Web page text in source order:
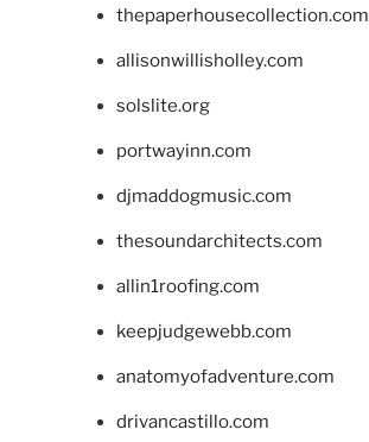
thepaperhousecollection.com
allisonwillisholley.com
solslite.org
portwayinn.com
djmaddogmusic.com
thesoundarchitects.com
allin1roofing.com
keepjudgewebb.com
anatomyofadventure.com
drivancastillo.com